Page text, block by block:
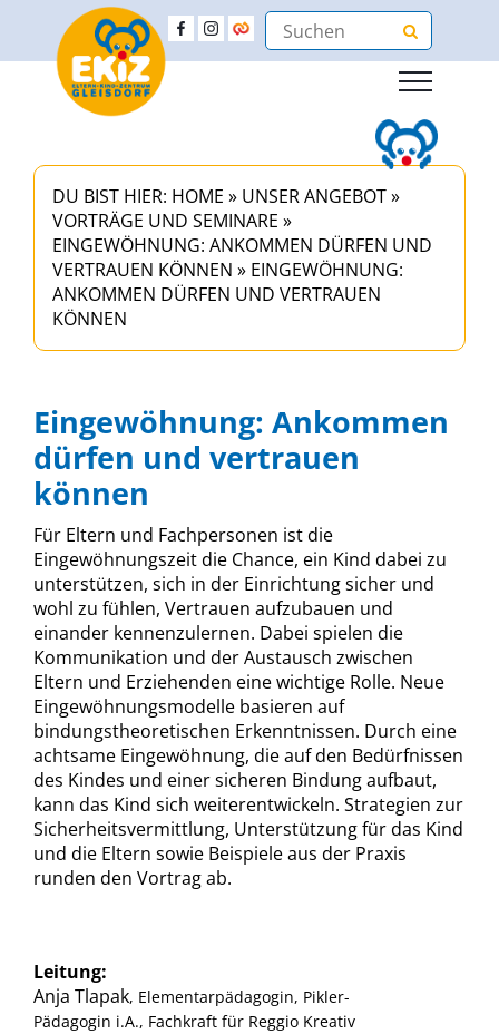
DU BIST HIER: HOME » UNSER ANGEBOT»
VORTRÄGE UND SEMINARE »
EINGEWÖHNUNG: ANKOMMEN DÜRFEN UND
VERTRAUEN KÖNNEN » EINGEWÖHNUNG:
ANKOMMEN DÜRFEN UND VERTRAUEN
KÖNNEN
Eingewöhnung: Ankommen
dürfen und vertrauen
können
Für Eltern und Fachpersonen ist die
Eingewöhnungszeit die Chance, ein Kind dabei zu
unterstützen, sich in der Einrichtung sicher und
wohl zu fühlen, Vertrauen aufzubauen und
einander kennenzulernen. Dabei spielen die
Kommunikation und der Austausch zwischen
Eltern und Erziehenden eine wichtige Rolle. Neue
Eingewöhnungsmodelle basieren auf
bindungstheoretischen Erkenntnissen. Durch eine
achtsame Eingewöhnung, die auf den Bedürfnissen
des Kindes und einer sicheren Bindung aufbaut,
kann das Kind sich weiterentwickeln. Strategien zur
Sicherheitsvermittlung, Unterstützung für das Kind
und die Eltern sowie Beispiele aus der Praxis
runden den Vortrag ab.
Leitung:
Anja Tlapak, Elementarpädagogin, Pikler-
Pädagogin i.A., Fachkraft für Reggio Kreativ